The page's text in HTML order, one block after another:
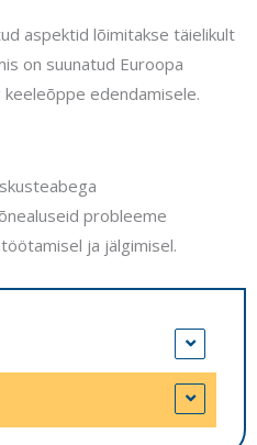
aspektid lõimitakse täielikult
on suunatud Euroopa
edendamisele.
probleeme
ja jälgimisel.